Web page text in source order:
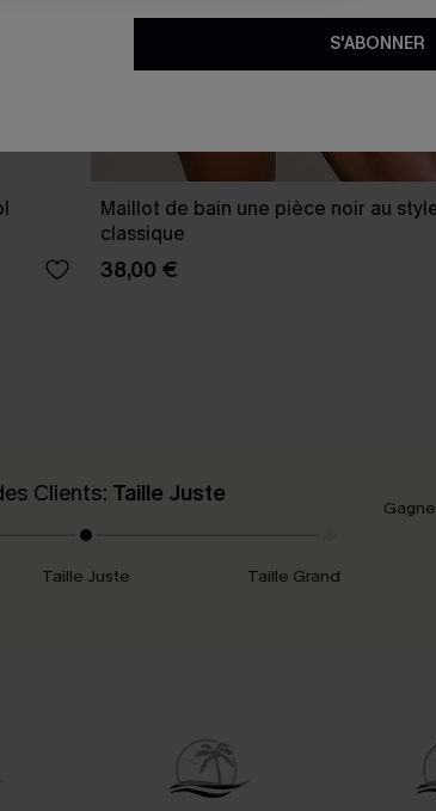
Maillot de bain une pièce noir au
classique
38,00 €
Clients: Taille Juste
Taille Juste Taille Grand
S'ABONNER